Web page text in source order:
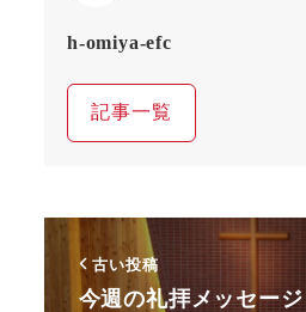
h-omiya-efc
記事一覧
古い投稿
今週の礼拝メッセー